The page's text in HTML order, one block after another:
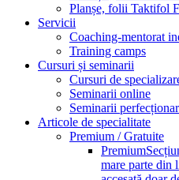
Planșe, folii Taktifol
Servicii
Coaching-mentorat
Training camps
Cursuri și seminarii
Cursuri de
Seminarii online
Seminarii
Articole de specialitate
Premium / Gratuite
Premium
mare parte din